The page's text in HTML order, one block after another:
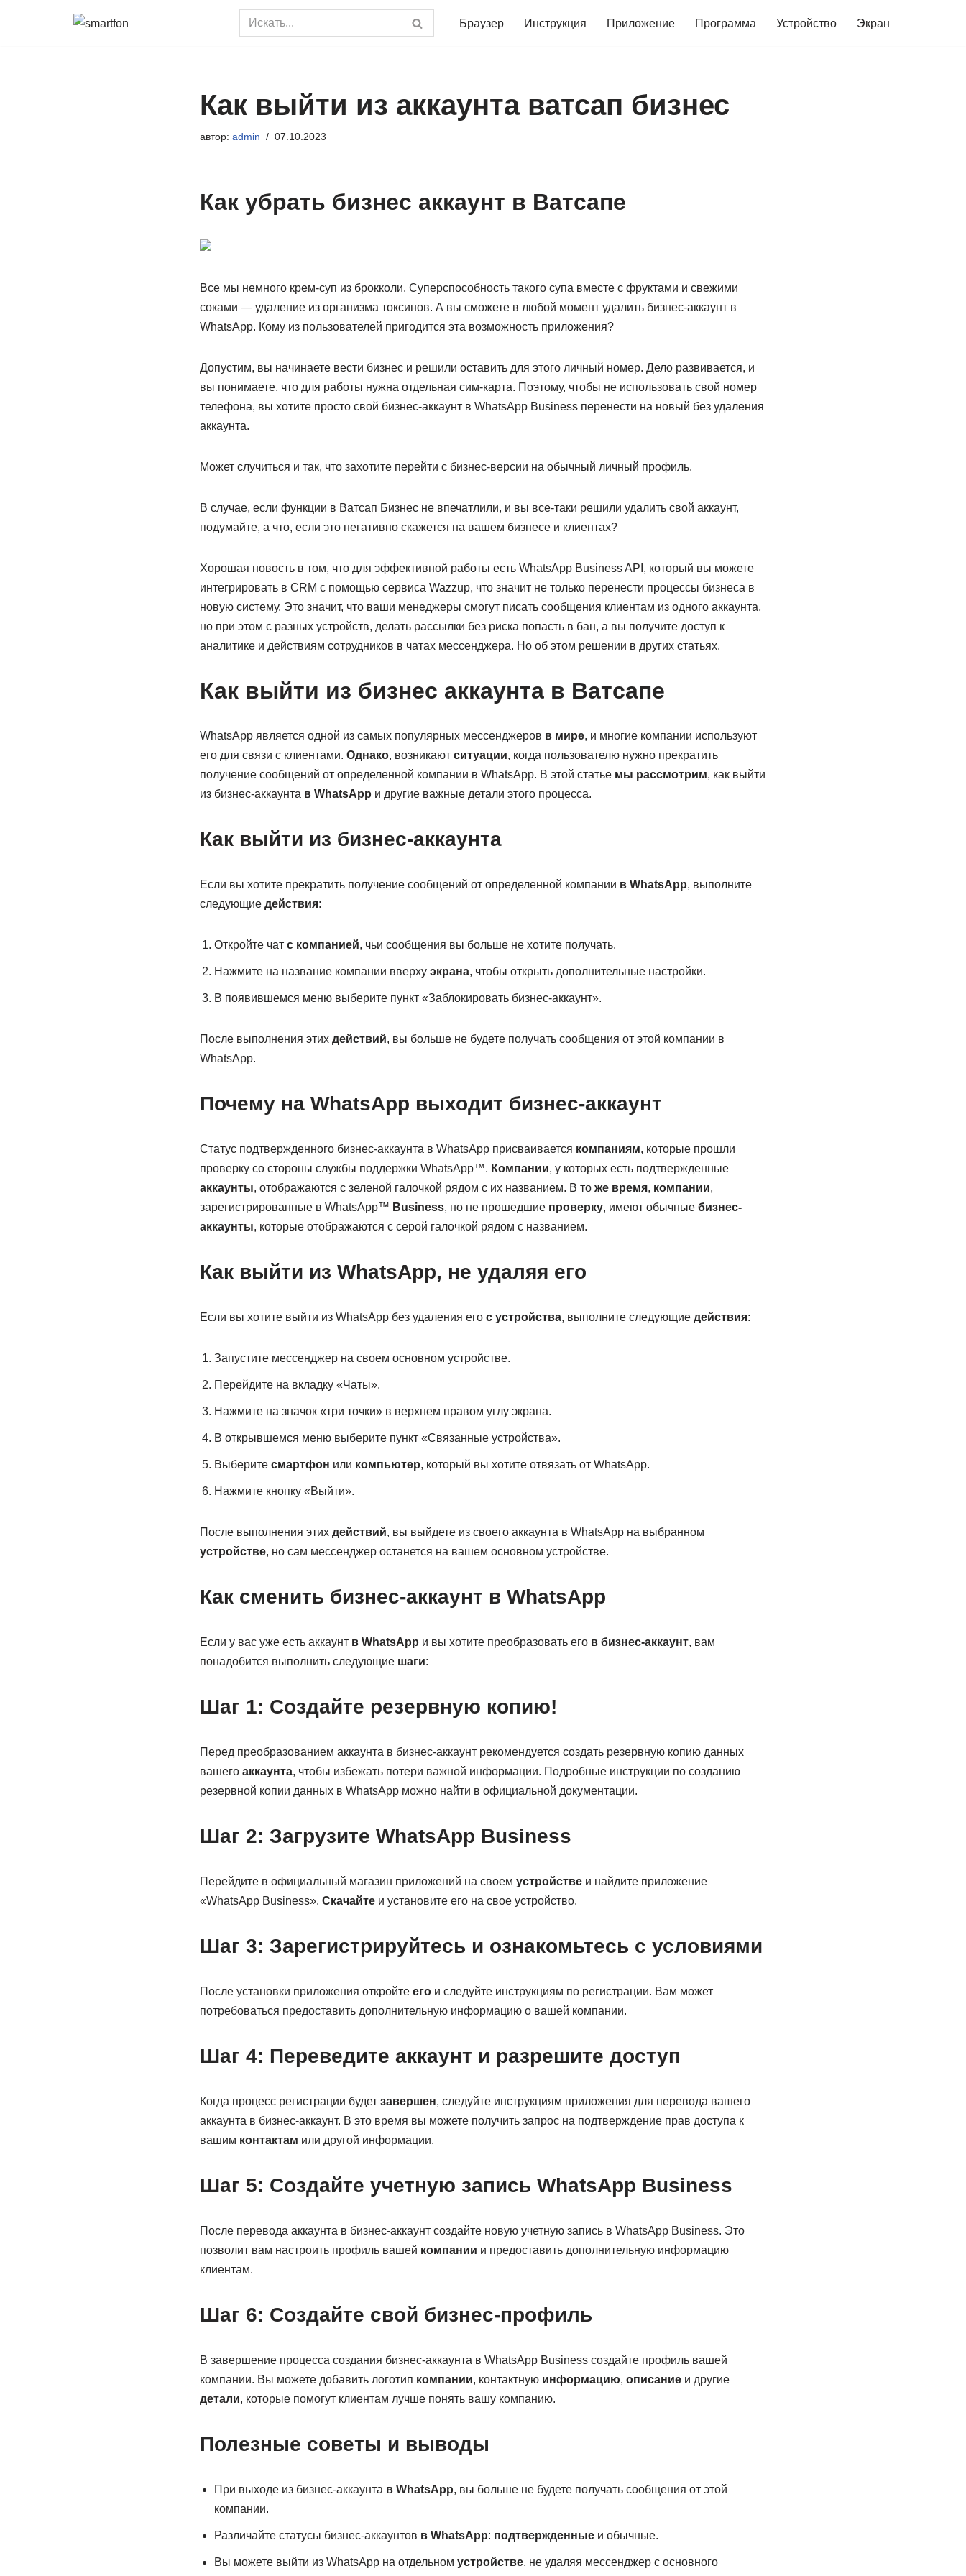
Браузер Инструкция Приложение Программа Устройство Экран
Как выйти из аккаунта ватсап бизнес
автор: admin 07.10.2023
Как убрать бизнес аккаунт в Ватсапе
Все мы немного крем-суп из брокколи. Суперспособность такого супа вместе с фруктами и свежими
соками — удаление из организма токсинов. А вы сможете в любой момент удалить бизнес-аккаунт в
WhatsApp. Кому из пользователей пригодится эта возможность приложения?
Допустим, вы начинаете вести бизнес и решили оставить для этого личный номер. Дело развивается, и
вы понимаете, что для работы нужна отдельная сим-карта. Поэтому, чтобы не использовать свой номер
телефона, вы хотите просто свой бизнес-аккаунт в WhatsApp Business перенести на новый без удаления
аккаунта.
Может случиться и так, что захотите перейти с бизнес-версии на обычный личный профиль.
В случае, если функции в Ватсап Бизнес не впечатлили, и вы все-таки решили удалить свой аккаунт,
подумайте, а что, если это негативно скажется на вашем бизнесе и клиентах?
Хорошая новость в том, что для эффективной работы есть WhatsApp Business API, который вы можете
интегрировать в CRM с помощью сервиса Wazzup, что значит не только перенести процессы бизнеса в
новую систему. Это значит, что ваши менеджеры смогут писать сообщения клиентам из одного аккаунта,
но при этом с разных устройств, делать рассылки без риска попасть в бан, а вы получите доступ к
аналитике и действиям сотрудников в чатах мессенджера. Но об этом решении в других статьях.
Как выйти из бизнес аккаунта в Ватсапе
WhatsApp является одной из самых популярных мессенджеров в мире, и многие компании используют
его для связи с клиентами. Однако, возникают ситуации, когда пользователю нужно прекратить
получение сообщений от определенной компании в WhatsApp. В этой статье мы рассмотрим, как выйти
из бизнес-аккаунта в WhatsApp и другие важные детали этого процесса.
Как выйти из бизнес-аккаунта
Если вы хотите прекратить получение сообщений от определенной компании в WhatsApp, выполните
следующие действия:
Откройте чат с компанией, чьи сообщения вы больше не хотите получать.
Нажмите на название компании вверху экрана, чтобы открыть дополнительные настройки.
В появившемся меню выберите пункт «Заблокировать бизнес-аккаунт».
После выполнения этих действий, вы больше не будете получать сообщения от этой компании в
WhatsApp.
Почему на WhatsApp выходит бизнес-аккаунт
Статус подтвержденного бизнес-аккаунта в WhatsApp присваивается компаниям, которые прошли
проверку со стороны службы поддержки WhatsApp™. Компании, у которых есть подтвержденные
аккаунты, отображаются с зеленой галочкой рядом с их названием. В то же время, компании,
зарегистрированные в WhatsApp™ Business, но не прошедшие проверку, имеют обычные бизнес-
аккаунты, которые отображаются с серой галочкой рядом с названием.
Как выйти из WhatsApp, не удаляя его
Если вы хотите выйти из WhatsApp без удаления его с устройства, выполните следующие действия:
Запустите мессенджер на своем основном устройстве.
Перейдите на вкладку «Чаты».
Нажмите на значок «три точки» в верхнем правом углу экрана.
В открывшемся меню выберите пункт «Связанные устройства».
Выберите смартфон или компьютер, который вы хотите отвязать от WhatsApp.
Нажмите кнопку «Выйти».
После выполнения этих действий, вы выйдете из своего аккаунта в WhatsApp на выбранном
устройстве, но сам мессенджер останется на вашем основном устройстве.
Как сменить бизнес-аккаунт в WhatsApp
Если у вас уже есть аккаунт в WhatsApp и вы хотите преобразовать его в бизнес-аккаунт, вам
понадобится выполнить следующие шаги:
Шаг 1: Создайте резервную копию!
Перед преобразованием аккаунта в бизнес-аккаунт рекомендуется создать резервную копию данных
вашего аккаунта, чтобы избежать потери важной информации. Подробные инструкции по созданию
резервной копии данных в WhatsApp можно найти в официальной документации.
Шаг 2: Загрузите WhatsApp Business
Перейдите в официальный магазин приложений на своем устройствеи найдите приложение
«WhatsApp Business». Скачайтеи установите его на свое устройство.
Шаг 3: Зарегистрируйтесь и ознакомьтесь с условиями
После установки приложения откройте егои следуйте инструкциям по регистрации. Вам может
потребоваться предоставить дополнительную информацию о вашей компании.
Шаг 4: Переведите аккаунт и разрешите доступ
Когда процесс регистрации будет завершен, следуйте инструкциям приложения для перевода вашего
аккаунта в бизнес-аккаунт. В это время вы можете получить запрос на подтверждение прав доступа к
вашим контактам или другой информации.
Шаг 5: Создайте учетную запись WhatsApp Business
После перевода аккаунта в бизнес-аккаунт создайте новую учетную запись в WhatsApp Business. Это
позволит вам настроить профиль вашей компании и предоставить дополнительную информацию
клиентам.
Шаг 6: Создайте свой бизнес-профиль
В завершение процесса создания бизнес-аккаунта в WhatsApp Business создайте профиль вашей
компании. Вы можете добавить логотип компании, контактную информацию, описаниеи другие
детали, которые помогут клиентам лучше понять вашу компанию.
Полезные советы и выводы
При выходе из бизнес-аккаунта в WhatsApp, вы больше не будете получать сообщения от этой
компании.
Различайте статусы бизнес-аккаунтов в WhatsApp: подтвержденныеи обычные.
Вы можете выйти из WhatsApp на отдельном устройстве, не удаляя мессенджер с основного